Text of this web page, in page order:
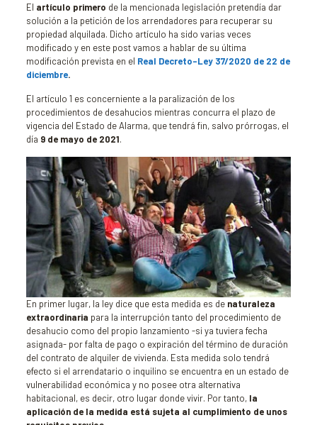
El artículo primero de la mencionada legislación pretendía dar
solución a la petición de los arrendadores para recuperar su
propiedad alquilada. Dicho artículo ha sido varias veces
modificado y en este post vamos a hablar de su última
modificación prevista en el Real Decreto-Ley 37/2020 de 22 de
diciembre.
El artículo 1 es concerniente a la paralización de los
procedimientos de desahucios mientras concurra el plazo de
vigencia del Estado de Alarma, que tendrá fin, salvo prórrogas, el
día 9 de mayo de 2021.
En primer lugar, la ley dice que esta medida es de naturaleza
extraordinaria para la interrupción tanto del procedimiento de
desahucio como del propio lanzamiento -si ya tuviera fecha
asignada- por falta de pago o expiración del término de duración
del contrato de alquiler de vivienda. Esta medida solo tendrá
efecto si el arrendatario o inquilino se encuentra en un estado de
vulnerabilidad económica y no posee otra alternativa
habitacional, es decir, otro lugar donde vivir. Por tanto, la
aplicación de la medida está sujeta al cumplimiento de unos